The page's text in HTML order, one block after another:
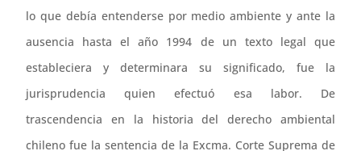
lo que debía entenderse por medio ambiente y ante la
ausencia hasta el año 1994 de un texto legal que
estableciera y determinara su significado, fue la
jurisprudencia quien efectuó esa labor. De
trascendencia en la historia del derecho ambiental
chileno fue la sentencia de la Excma. Corte Suprema de